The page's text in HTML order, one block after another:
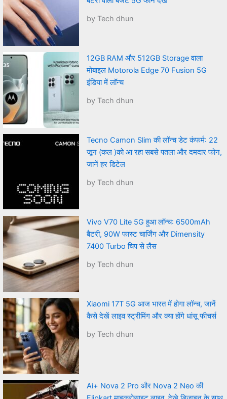
by Tech dhun
12GB RAM और 512GB Storage वाला
मोबाइल Motorola Edge 70 Fusion 5G
इंडिया में लॉन्च
by Tech dhun
Tecno Camon Slim की लॉन्च डेट कंफर्म: 22
जून (कल )को आ रहा सबसे पतला और दमदार फोन,
जानें हर डिटेल
by Tech dhun
Vivo V70 Lite 5G हुआ लॉन्च: 6500mAh
बैटरी, 90W फास्ट चार्जिंग और Dimensity
7400 Turbo चिप से लैस
by Tech dhun
Xiaomi 17T 5G आज भारत में होगा लॉन्च, जानें
कैसे देखें लाइव स्ट्रीमिंग और क्या होंगे धांसू फीचर्स
by Tech dhun
Ai+ Nova 2 Pro और Nova 2 Neo की